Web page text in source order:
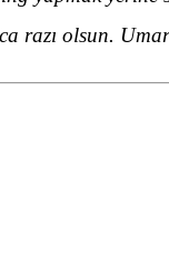
razı olsun.